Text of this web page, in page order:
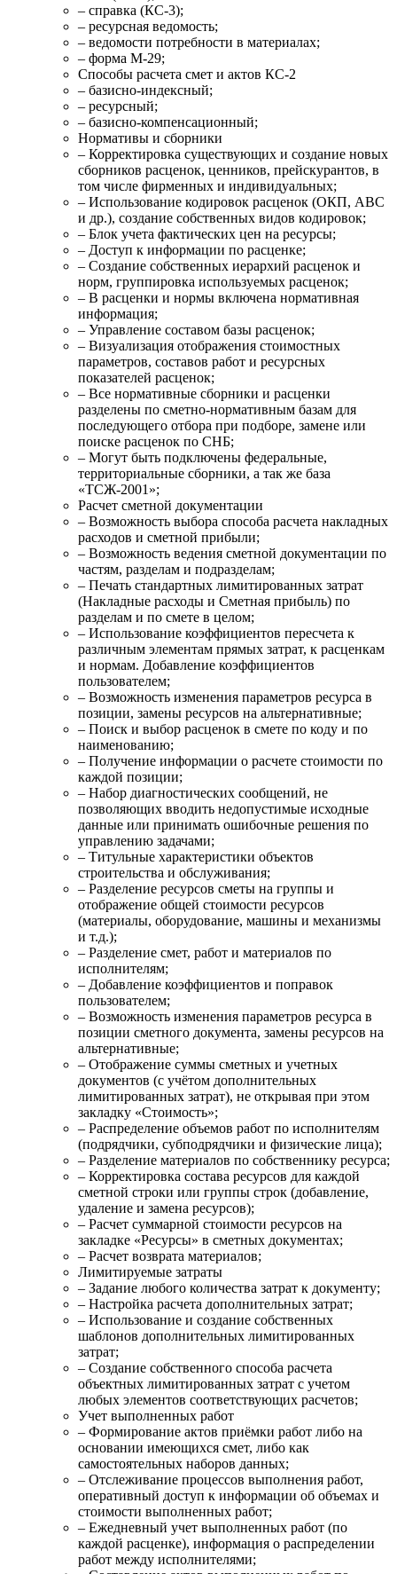
– справка (КС-3);
– ресурсная ведомость;
– ведомости потребности в материалах;
– форма М-29;
Способы расчета смет и актов КС-2
– базисно-индексный;
– ресурсный;
– базисно-компенсационный;
Нормативы и сборники
– Корректировка существующих и создание новых
сборников расценок, ценников, прейскурантов, в
том числе фирменных и индивидуальных;
– Использование кодировок расценок (ОКП, АВС
и др.), создание собственных видов кодировок;
– Блок учета фактических цен на ресурсы;
– Доступ к информации по расценке;
– Создание собственных иерархий расценок и
норм, группировка используемых расценок;
– В расценки и нормы включена нормативная
информация;
– Управление составом базы расценок;
– Визуализация отображения стоимостных
параметров, составов работ и ресурсных
показателей расценок;
– Все нормативные сборники и расценки
разделены по сметно-нормативным базам для
последующего отбора при подборе, замене или
поиске расценок по СНБ;
– Могут быть подключены федеральные,
территориальные сборники, а так же база
«ТСЖ-2001»;
Расчет сметной документации
– Возможность выбора способа расчета накладных
расходов и сметной прибыли;
– Возможность ведения сметной документации по
частям, разделам и подразделам;
– Печать стандартных лимитированных затрат
(Накладные расходы и Сметная прибыль) по
разделам и по смете в целом;
– Использование коэффициентов пересчета к
различным элементам прямых затрат, к расценкам
и нормам. Добавление коэффициентов
пользователем;
– Возможность изменения параметров ресурса в
позиции, замены ресурсов на альтернативные;
– Поиск и выбор расценок в смете по коду и по
наименованию;
– Получение информации о расчете стоимости по
каждой позиции;
– Набор диагностических сообщений, не
позволяющих вводить недопустимые исходные
данные или принимать ошибочные решения по
управлению задачами;
– Титульные характеристики объектов
строительства и обслуживания;
– Разделение ресурсов сметы на группы и
отображение общей стоимости ресурсов
(материалы, оборудование, машины и механизмы
и т.д.);
– Разделение смет, работ и материалов по
исполнителям;
– Добавление коэффициентов и поправок
пользователем;
– Возможность изменения параметров ресурса в
позиции сметного документа, замены ресурсов на
альтернативные;
– Отображение суммы сметных и учетных
документов (с учётом дополнительных
лимитированных затрат), не открывая при этом
закладку «Стоимость»;
– Распределение объемов работ по исполнителям
(подрядчики, субподрядчики и физические лица);
– Разделение материалов по собственнику ресурса;
– Корректировка состава ресурсов для каждой
сметной строки или группы строк (добавление,
удаление и замена ресурсов);
– Расчет суммарной стоимости ресурсов на
закладке «Ресурсы» в сметных документах;
– Расчет возврата материалов;
Лимитируемые затраты
– Задание любого количества затрат к документу;
– Настройка расчета дополнительных затрат;
– Использование и создание собственных
шаблонов дополнительных лимитированных
затрат;
– Создание собственного способа расчета
объектных лимитированных затрат с учетом
любых элементов соответствующих расчетов;
Учет выполненных работ
– Формирование актов приёмки работ либо на
основании имеющихся смет, либо как
самостоятельных наборов данных;
– Отслеживание процессов выполнения работ,
оперативный доступ к информации об объемах и
стоимости выполненных работ;
– Ежедневный учет выполненных работ (по
каждой расценке), информация о распределении
работ между исполнителями;